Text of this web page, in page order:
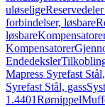
uløselige
forbindelser, løsbare
løsbare
Kompensatorer
Endedeksler
Mapress Syrefast
Syrefast Stål, gass
1.4401Rørnippel